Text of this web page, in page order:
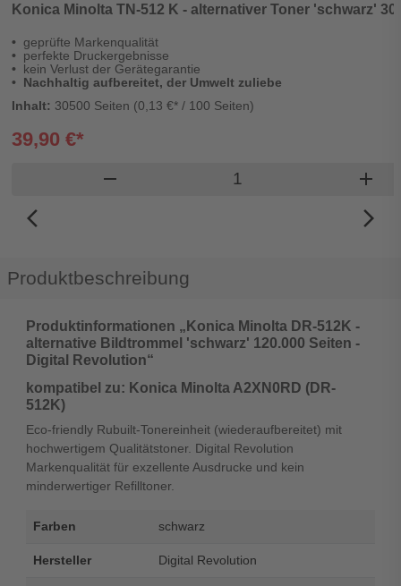
Konica Minolta TN-512 K - alternativer Toner 'schwarz'
geprüfte Markenqualität
perfekte Druckergebnisse
kein Verlust der Gerätegarantie
Nachhaltig aufbereitet, der Umwelt zuliebe
Inhalt: 30500 Seiten (0,13 €* / 100 Seiten)
39,90 €*
remove Produkt Warenkorbadd
arrow_back_ios_new
arrow_forward_ios
Produktbeschreibung
Produktinformationen „Konica Minolta DR-512K -
alternative Bildtrommel 'schwarz' 120.000 Seiten -
Digital Revolution“
kompatibel zu: Konica Minolta A2XN0RD (DR-
512K)
Eco-friendly Rubuilt-Tonereinheit (wiederaufbereitet) mit
hochwertigem Qualitätstoner. Digital Revolution
Markenqualität für exzellente Ausdrucke und kein
minderwertiger Refilltoner.
Farben schwarz
Hersteller Digital Revolution